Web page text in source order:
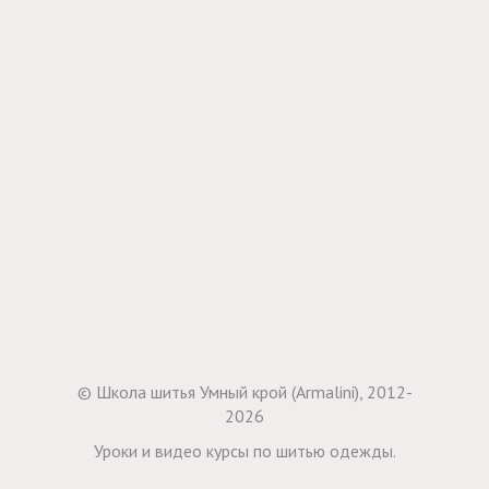
© Школа шитья Умный крой (Armalini), 2012-
2026
Уроки и видео курсы по шитью одежды.